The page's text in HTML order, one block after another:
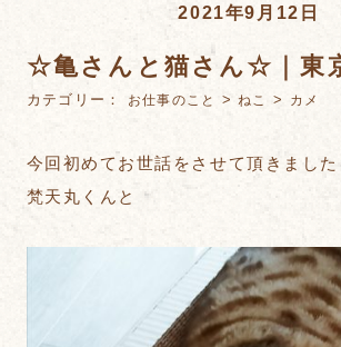
2021年9月12日
☆亀さんと猫さん☆｜東
カテゴリー： お仕事のこと >ねこ > カメ
今回初めてお世話をさせて頂きました
梵天丸くんと